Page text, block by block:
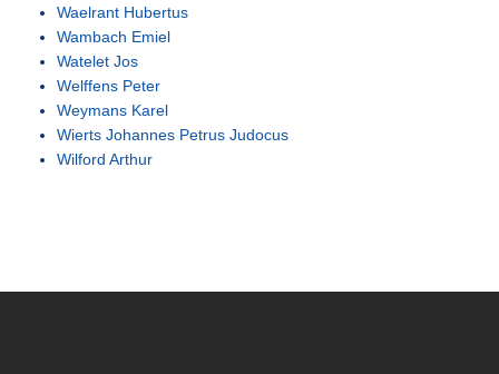
Waelrant Hubertus
Wambach Emiel
Watelet Jos
Welffens Peter
Weymans Karel
Wierts Johannes Petrus Judocus
Wilford Arthur